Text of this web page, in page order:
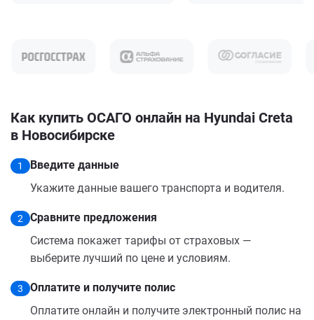
Как купить ОСАГО онлайн на Hyundai Creta
в Новосибирске
1
Введите данные
Укажите данные вашего транспорта и водителя.
2
Сравните предложения
Система покажет тарифы от страховых —
выберите лучший по цене и условиям.
3
Оплатите и получите полис
Оплатите онлайн и получите электронный полис на